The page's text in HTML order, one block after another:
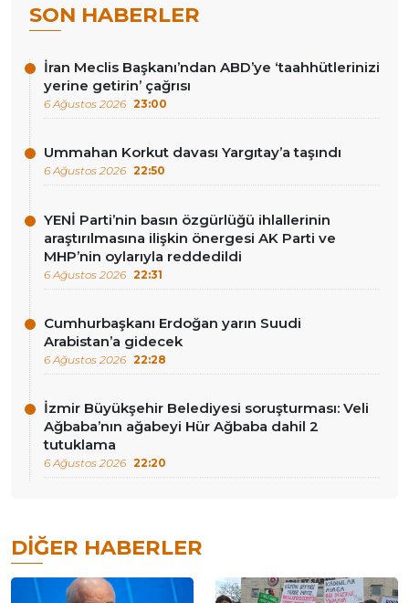
SON HABERLER
İran Meclis Başkanı’ndan ABD’ye ‘taahhütlerinizi
yerine getirin’ çağrısı
6 Ağustos 2026 23:00
Ummahan Korkut davası Yargıtay’a taşındı
6 Ağustos 2026 22:50
YENİ Parti’nin basın özgürlüğü ihlallerinin
araştırılmasına ilişkin önergesi AK Parti ve
MHP’nin oylarıyla reddedildi
6 Ağustos 2026 22:31
Cumhurbaşkanı Erdoğan yarın Suudi
Arabistan’a gidecek
6 Ağustos 2026 22:28
İzmir Büyükşehir Belediyesi soruşturması: Veli
Ağbaba’nın ağabeyi Hür Ağbaba dahil 2
tutuklama
6 Ağustos 2026 22:20
DIĞER HABERLER